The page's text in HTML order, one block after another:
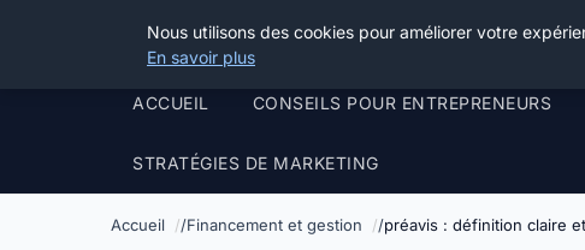
Henry Panky
ACCUEIL CONSEILS POUR ENTREPRENEURS
STRATÉGIES DE MARKETING
Accueil Financement et gestion préavis : définition claire
Nous utilisons des cookies pour améliorer votre
En savoir plus